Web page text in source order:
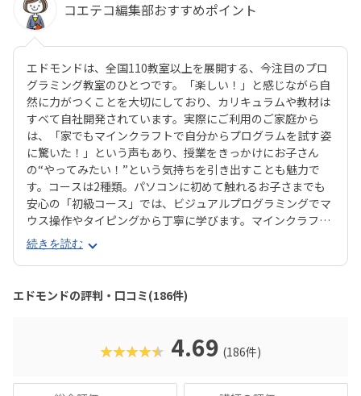
コエテコ編集部おすすめポイント
エドモンドは、全国110教室以上を展開する、今注目のプロ
グラミング教室のひとつです。「楽しい！」と感じながら自
然に力がつくことを大切にしており、カリキュラムや教材は
すべて自社開発されています。実際にご利用のご家庭から
は、「家でもマインクラフトで自分からプログラムを試す姿
に驚いた！」という声もあり、授業をきっかけにお子さん
の“やってみたい！”という気持ちを引き出すことも魅力で
す。コースは2種類。パソコンに初めて触れるお子さまでも
安心の「初級コース」では、ビジュアルプログラミングでマ
ウス操作やタイピングから丁寧に学びます。マインクラフト
の世界でキャラクター「エージェント」に命令を出しなが
ら、プログラミングを体験的に習得できます。より本格的に
学びたい方向けの「中級コース」では、プログラミング言語
「JavaScript」を使ったテキストプログラミングに挑戦。ゲ
ーム感覚でステージをクリアしていく中で、関数や条件分岐
す。成長が“見える”チェックシートやタイピングシートな
ど、“続けたくなる仕組み”が整っているため、高い継続率に
ん、「好きなことから将来につながる力を育てたい」「子ど
続きを読む
エドモンドの評判・口コミ(186件)
★★★★★ 4.69 (186件)